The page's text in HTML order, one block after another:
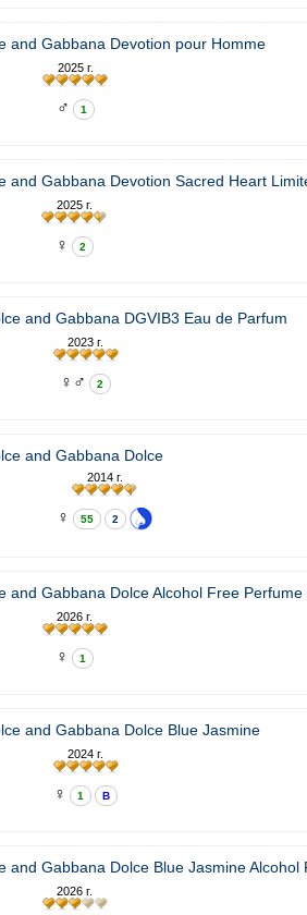
and Gabbana Devotion pour Homme
2025 г.
♂ 1
and Gabbana Devotion Sacred Heart
2025 г.
♀ 2
and Gabbana DGVIB3 Eau de Parfum
2023 г.
♀♂ 2
and Gabbana Dolce
2014 г.
♀ 55 2
and Gabbana Dolce Alcohol Free Perfume
2026 г.
♀ 1
and Gabbana Dolce Blue Jasmine
2024 г.
♀ 1 В
and Gabbana Dolce Blue Jasmine Alcohol
2026 г.